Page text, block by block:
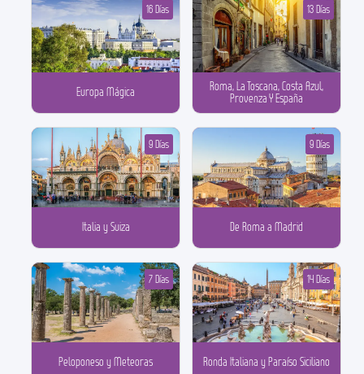
Europa Mágica
16 Días
Roma, La Toscana, Costa Azul,
Provenza Y España
13 Días
Italia y Suiza
9 Días
De Roma a Madrid
9 Días
Peloponeso y Meteoras
7 Días
Ronda Italiana y Paraíso Siciliano
14 Días